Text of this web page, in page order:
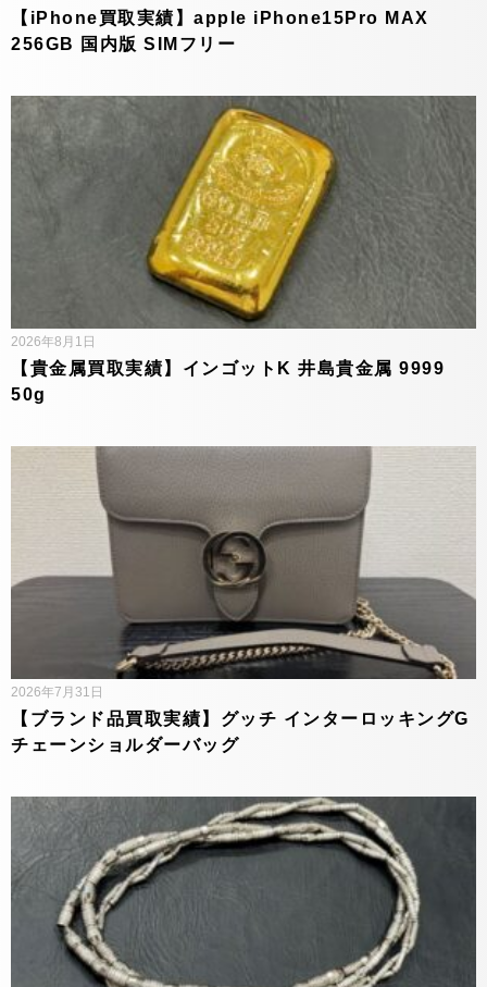
【iPhone買取実績】apple iPhone15Pro MAX
256GB 国内版 SIMフリー
【貴金属買取実績】インゴットK 井島貴金属 9999
50g
2026年8月1日
【ブランド品買取実績】グッチ インターロッキングG
チェーンショルダーバッグ
2026年7月31日